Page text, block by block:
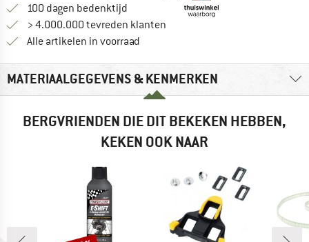
100 dagen bedenktijd Vind de betalingsinformatie hier!
> 4.000.000 tevreden klanten
Alle artikelen in voorraad
MATERIAALGEGEVENS & KENMERKEN
BERGVRIENDEN DIE DIT BEKEKEN HEBBEN,
KEKEN OOK NAAR